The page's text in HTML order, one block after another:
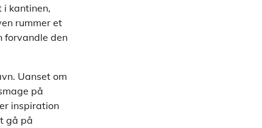
i kantinen,
rummer et
forvandle den
Uanset om
på
inspiration
gå på